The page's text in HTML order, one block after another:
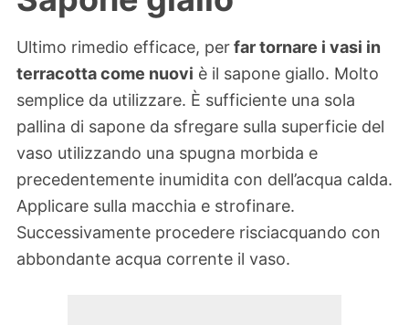
Ultimo rimedio efficace, perfar tornare i vasi in
terracotta come nuovi è il sapone giallo. Molto
semplice da utilizzare. È sufficiente una sola
pallina di sapone da sfregare sulla superficie del
vaso utilizzando una spugna morbida e
precedentemente inumidita con dell’acqua calda.
Applicare sulla macchia e strofinare.
Successivamente procedere risciacquando con
abbondante acqua corrente il vaso.